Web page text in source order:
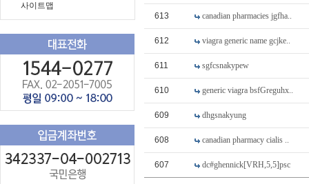
사이트맵
613 canadian pharmacies jgfha..
612 viagra generic name gcjke..
611 sgfcsnakypew
610 generic viagra bsfGreguhx..
609 dhgsnakyung
608 canadian pharmacy cialis ..
607 dc#ghennick[VRH,5,5]psc